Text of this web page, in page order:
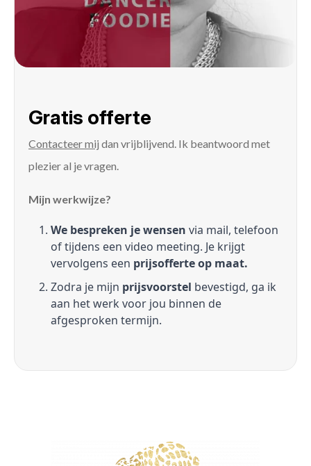
Gratis offerte
Contacteer mij dan vrijblijvend. Ik beantwoord met
plezier al je vragen.
Mijn werkwijze?
We bespreken je wensen via mail, telefoon
of tijdens een video meeting. Je krijgt
vervolgens een prijsofferte op maat.
Zodra je mijn prijsvoorstel bevestigd, ga ik
aan het werk voor jou binnen de
afgesproken termijn.